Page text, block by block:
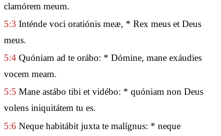
clamórem meum.
5:3 Inténde voci oratiónis meæ, * Rex meus et Deus
meus.
5:4 Quóniam ad te orábo: * Dómine, mane exáudies
vocem meam.
5:5 Mane astábo tibi et vidébo: * quóniam non Deus
volens iniquitátem tu es.
5:6 Neque habitábit juxta te malígnus: * neque